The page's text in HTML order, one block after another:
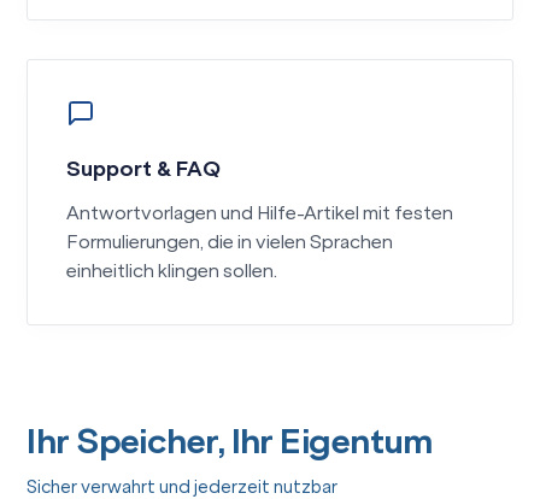
Support & FAQ
Antwortvorlagen und Hilfe-Artikel mit festen
Formulierungen, die in vielen Sprachen
einheitlich klingen sollen.
Ihr Speicher, Ihr Eigentum
Sicher verwahrt und jederzeit nutzbar